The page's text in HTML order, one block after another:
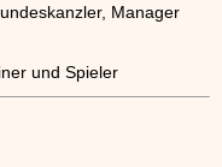
Manager
und Spieler